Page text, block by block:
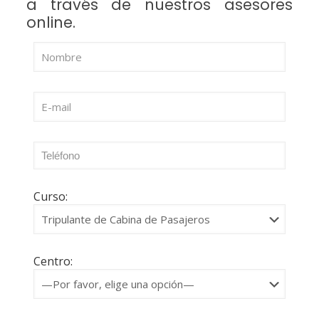
a través de nuestros asesores
online.
Curso:
Centro: